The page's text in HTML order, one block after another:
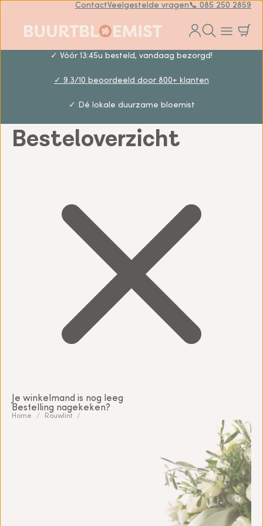
ContactVeelgestelde vragen📞 085 250 2859
✓ Vóór 13:45u besteld, vandaag bezorgd!
✓ 9.3/10 beoordeeld door 800+ klanten
✓ Dé lokale duurzame bloemist
Besteloverzicht
Je winkelmand is nog leeg
Bestelling nagekeken?
Home Rouwlint